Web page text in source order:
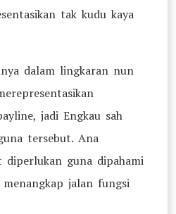
tak kudu kaya
dalam lingkaran nun
jadi Engkau sah
tersebut. Ana
guna dipahami
jalan fungsi